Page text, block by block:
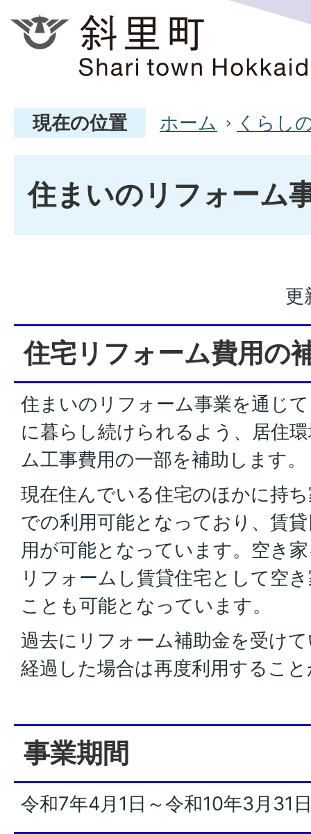
現在の位置 ホーム くらし
住まいのリフォーム
更
住宅リフォーム費用の
住まいのリフォーム事業を通じ
に暮らし続けられるよう、居住
ム工事費用の一部を補助します。
現在住んでいる住宅のほかに持
での利用可能となっており、賃
用が可能となっています。空き
リフォームし賃貸住宅として空
ことも可能となっています。
過去にリフォーム補助金を受け
経過した場合は再度利用するこ
事業期間
令和7年4月1日～令和10年3月31